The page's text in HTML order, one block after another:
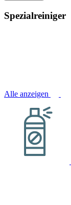
Spezialreiniger
Alle anzeigen